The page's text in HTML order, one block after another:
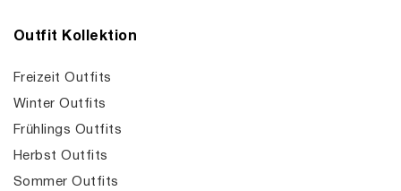
Outfit Kollektion
Freizeit Outfits
Winter Outfits
Frühlings Outfits
Herbst Outfits
Sommer Outfits